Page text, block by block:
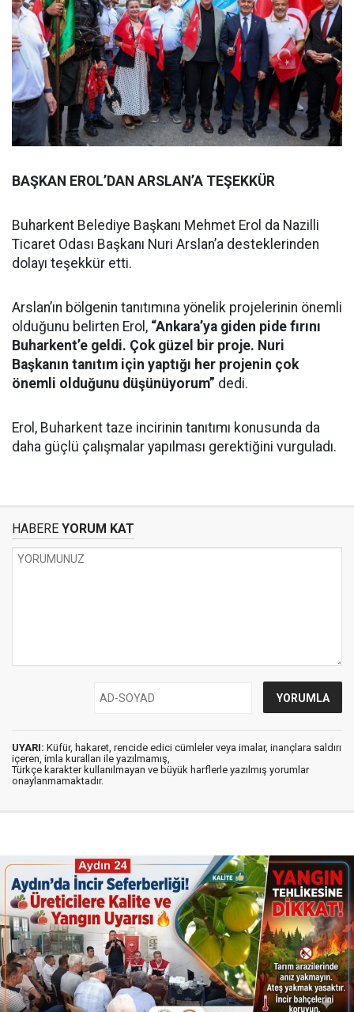
BAŞKAN EROL’DAN ARSLAN’A TEŞEKKÜR
Buharkent Belediye Başkanı Mehmet Erol da Nazilli
Ticaret Odası Başkanı Nuri Arslan’a desteklerinden
dolayı teşekkür etti.
Arslan’ın bölgenin tanıtımına yönelik projelerinin önemli
olduğunu belirten Erol, “Ankara’ya giden pide fırını
Buharkent’e geldi. Çok güzel bir proje. Nuri
Başkanın tanıtım için yaptığı her projenin çok
önemli olduğunu düşünüyorum” dedi.
Erol, Buharkent taze incirinin tanıtımı konusunda da
daha güçlü çalışmalar yapılması gerektiğini vurguladı.
HABERE YORUM KAT
UYARI: Küfür, hakaret, rencide edici cümleler veya imalar, inançlara saldırı
içeren, imla kuralları ile yazılmamış,
Türkçe karakter kullanılmayan ve büyük harflerle yazılmış yorumlar
onaylanmamaktadır.